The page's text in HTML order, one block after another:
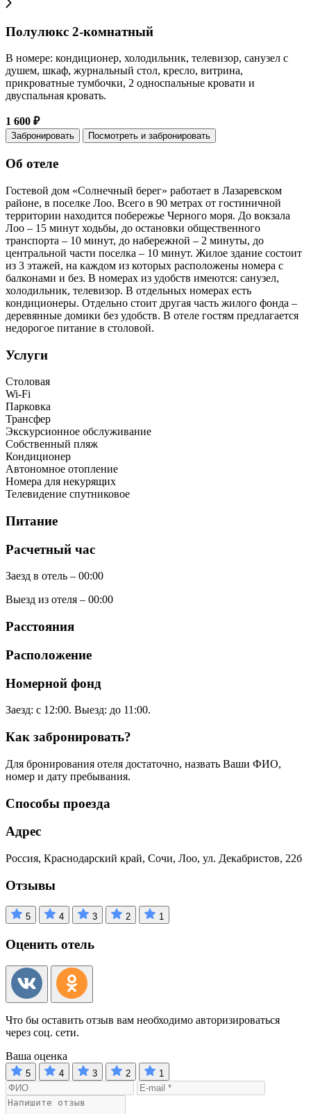
Полулюкс 2-комнатный
В номере: кондиционер, холодильник, телевизор, санузел с
душем, шкаф, журнальный стол, кресло, витрина,
прикроватные тумбочки, 2 односпальные кровати и
двуспальная кровать.
1 600 ₽
Забронировать Посмотреть и забронировать
Об отеле
Гостевой дом «Солнечный берег» работает в Лазаревском
районе, в поселке Лоо. Всего в 90 метрах от гостиничной
территории находится побережье Черного моря. До вокзала
Лоо – 15 минут ходьбы, до остановки общественного
транспорта – 10 минут, до набережной – 2 минуты, до
центральной части поселка – 10 минут. Жилое здание состоит
из 3 этажей, на каждом из которых расположены номера с
балконами и без. В номерах из удобств имеются: санузел,
холодильник, телевизор. В отдельных номерах есть
кондиционеры. Отдельно стоит другая часть жилого фонда –
деревянные домики без удобств. В отеле гостям предлагается
недорогое питание в столовой.
Услуги
Столовая
Wi-Fi
Парковка
Трансфер
Экскурсионное обслуживание
Собственный пляж
Кондиционер
Автономное отопление
Номера для некурящих
Телевидение спутниковое
Питание
Расчетный час
Заезд в отель – 00:00
Выезд из отеля – 00:00
Расстояния
Расположение
Номерной фонд
Заезд: с 12:00. Выезд: до 11:00.
Как забронировать?
Для бронирования отеля достаточно, назвать Ваши ФИО,
номер и дату пребывания.
Способы проезда
Адрес
Россия, Краснодарский край, Сочи, Лоо, ул. Декабристов, 22б
Отзывы
5 4 3 2 1
Оценить отель
Что бы оставить отзыв вам необходимо авторизироваться
через соц. сети.
Ваша оценка
5 4 3 2 1